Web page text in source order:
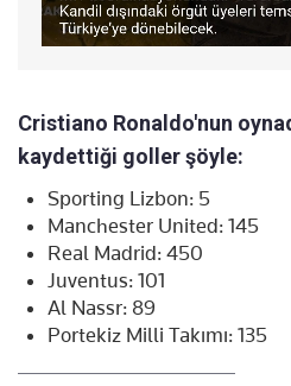
Cristiano Ronaldo'nun
kaydettiği goller şöyle:
Sporting Lizbon: 5
Manchester United: 145
Real Madrid: 450
Juventus: 101
Al Nassr: 89
Portekiz Milli Takımı: 135